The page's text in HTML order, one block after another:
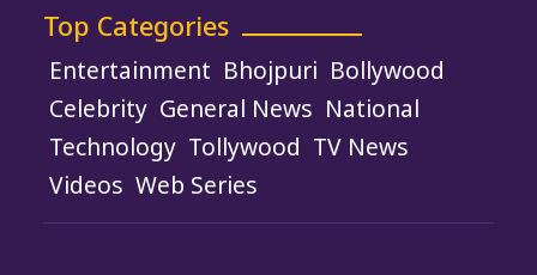
Top Categories
Entertainment Bhojpuri Bollywood
Celebrity General News National
Technology Tollywood TV News
Videos Web Series